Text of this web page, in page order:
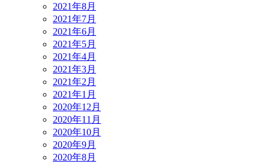
2021年8月
2021年7月
2021年6月
2021年5月
2021年4月
2021年3月
2021年2月
2021年1月
2020年12月
2020年11月
2020年10月
2020年9月
2020年8月